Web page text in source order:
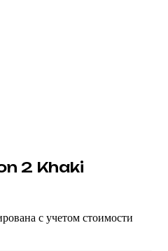
2 Khaki
с учетом стоимости